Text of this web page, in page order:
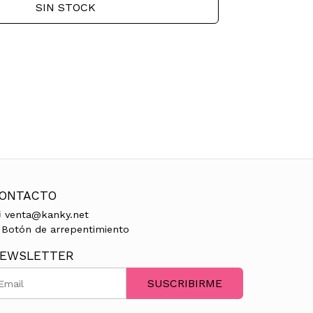
SIN STOCK
venta@kanky.net
de arrepentimiento
SUSCRIBIRME